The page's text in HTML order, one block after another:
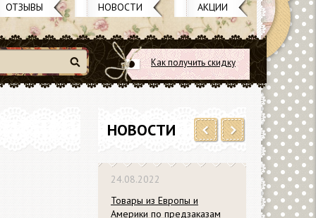
ОТЗЫВЫ НОВОСТИ АКЦИИ
Как получить скидку
Найти
НОВОСТИ
24.08.2022
Товары из Европы и
Америки по предзаказам
03.02.2019
Переезд
новый адрес